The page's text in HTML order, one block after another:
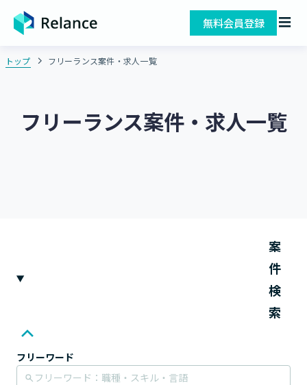
無料会員登録
トップ フリーランス案件・求人一覧
フリーランス案件・求人一覧
案
件
検
索
フリーワード